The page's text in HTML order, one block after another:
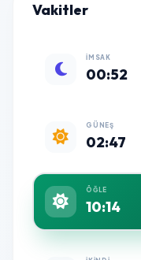
Vakitler
İMSAK
00:52
GÜNEŞ
02:47
ÖĞLE
10:14